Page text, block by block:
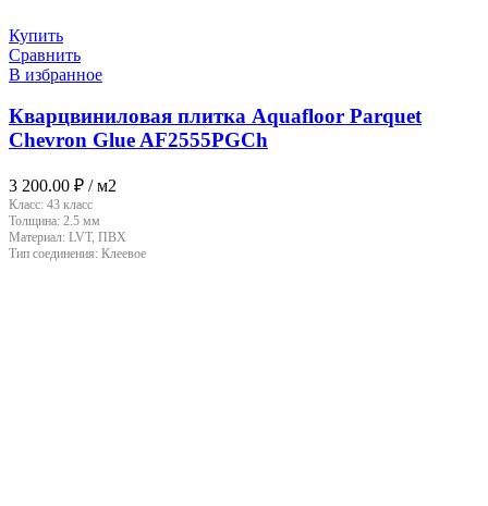
Купить
Сравнить
В избранное
Кварцвиниловая плитка Aquafloor Parquet
Chevron Glue AF2555PGCh
3 200.00 ₽ / м2
Класс: 43 класс
Толщина: 2.5 мм
Материал: LVT, ПВХ
Тип соединения: Клеевое